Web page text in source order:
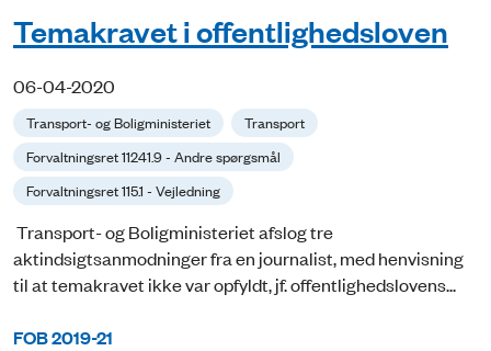
Temakravet i offentlighedsloven
06-04-2020
Transport- og Boligministeriet
Transport
Forvaltningsret 11241.9 - Andre spørgsmål
Forvaltningsret 115.1 - Vejledning
Transport- og Boligministeriet afslog tre
aktindsigtsanmodninger fra en journalist, med henvisning
til at temakravet ikke var opfyldt, jf. offentlighedslovens...
FOB 2019-21